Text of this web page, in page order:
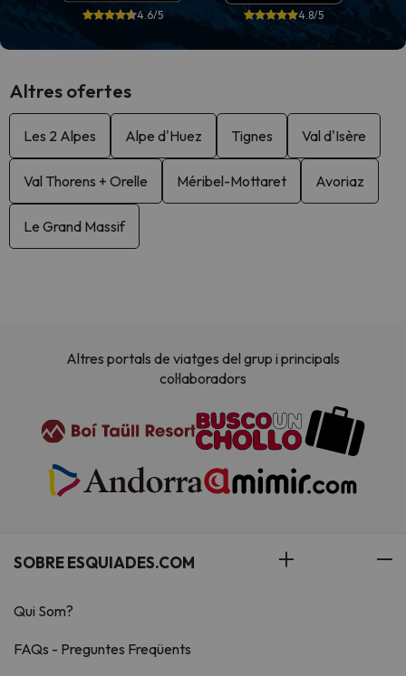
4.6/5 4.8/5
Altres ofertes
Les 2 Alpes Alpe d'Huez Tignes Val d'Isère
Val Thorens + Orelle Méribel-Mottaret Avoriaz
Le Grand Massif
Altres portals de viatges del grup i principals
col·laboradors
SOBRE ESQUIADES.COM
Qui Som?
FAQs - Preguntes Freqüents